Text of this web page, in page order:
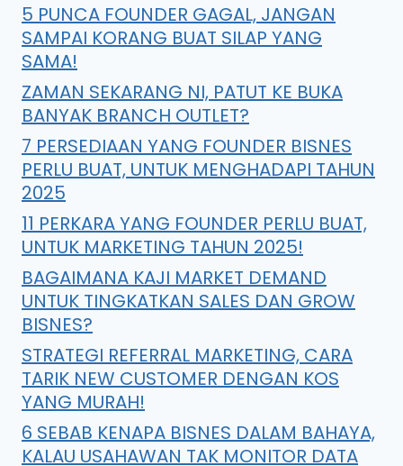
5 PUNCA FOUNDER GAGAL, JANGAN
SAMPAI KORANG BUAT SILAP YANG
SAMA!
ZAMAN SEKARANG NI, PATUT KE BUKA
BANYAK BRANCH OUTLET?
7 PERSEDIAAN YANG FOUNDER BISNES
PERLU BUAT, UNTUK MENGHADAPI TAHUN
2025
11 PERKARA YANG FOUNDER PERLU BUAT,
UNTUK MARKETING TAHUN 2025!
BAGAIMANA KAJI MARKET DEMAND
UNTUK TINGKATKAN SALES DAN GROW
BISNES?
STRATEGI REFERRAL MARKETING, CARA
TARIK NEW CUSTOMER DENGAN KOS
YANG MURAH!
6 SEBAB KENAPA BISNES DALAM BAHAYA,
KALAU USAHAWAN TAK MONITOR DATA